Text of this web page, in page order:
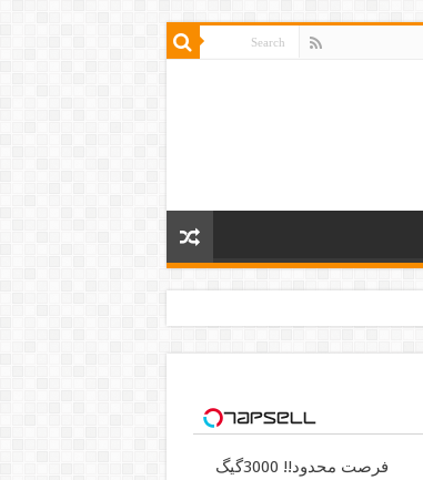
فرصت محدود!! 3000گیگ